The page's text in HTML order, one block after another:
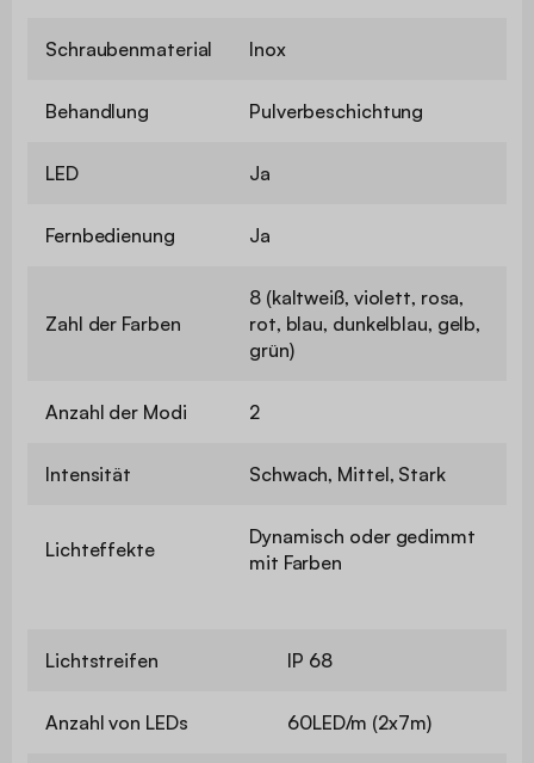
Schraubenmaterial Inox
Behandlung Pulverbeschichtung
LED Ja
Fernbedienung Ja
Zahl der Farben
8 (kaltweiß, violett, rosa,
rot, blau, dunkelblau, gelb,
grün)
Anzahl der Modi 2
Intensität Schwach, Mittel, Stark
Lichteffekte
Dynamisch oder gedimmt
mit Farben
Lichtstreifen IP 68
Anzahl von LEDs 60LED/m (2x7m)